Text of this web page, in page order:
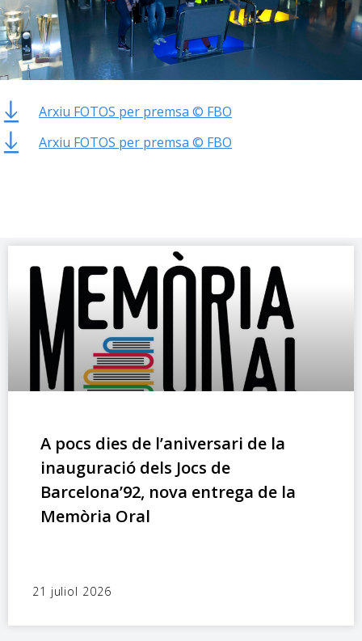
Arxiu FOTOS per premsa © FBO
Arxiu FOTOS per premsa © FBO
A pocs dies de l’aniversari de la
inauguració dels Jocs de
Barcelona’92, nova entrega de la
Memòria Oral
21 juliol 2026